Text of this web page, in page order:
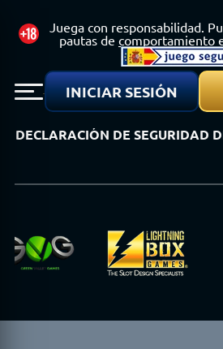
INICIAR SESIÓN
AFILIADOSATENCIÓN
OPCIONES DE PAGO
TÉRMINOS Y
POLÍTICA DE PRIVACIDAD
JUEGO
DECLARACIÓN DE SEGURIDAD